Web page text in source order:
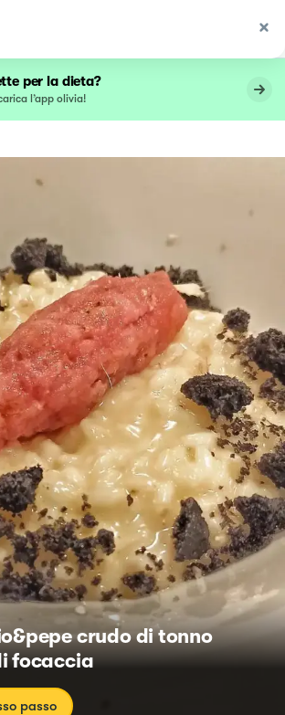
per la dieta?
l’app olivia!
crudo di tonno
focaccia
passo